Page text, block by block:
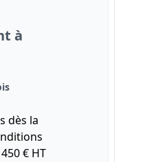
à
dès la
€ HT